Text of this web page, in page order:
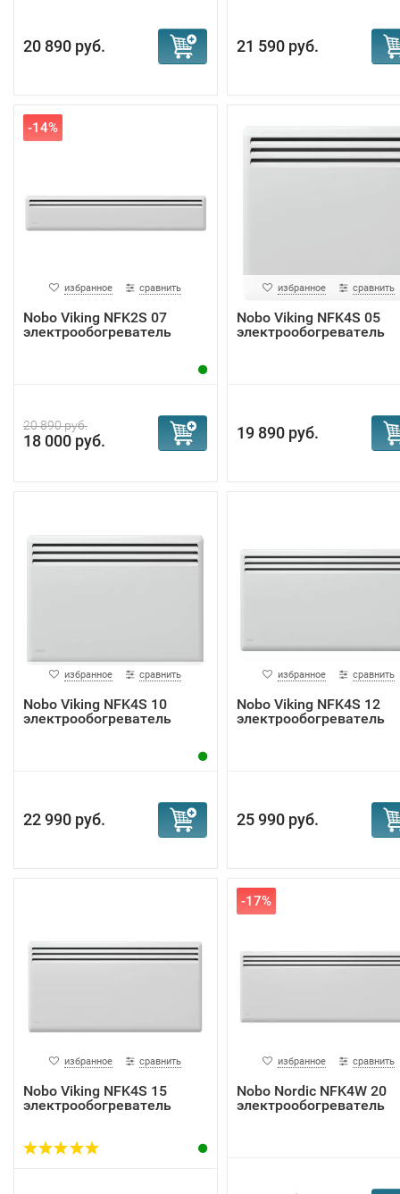
20 890 руб. 21 590 руб.
-14%
избранное сравнить
Nobo Viking NFK2S 07
электрообогреватель
20 890 руб.
18 000 руб.
избранное сравнить
Nobo Viking NFK4S 05
электрообогреватель
19 890 руб.
избранное сравнить
Nobo Viking NFK4S 10
электрообогреватель
22 990 руб.
избранное сравнить
Nobo Viking NFK4S 12
электрообогреватель
25 990 руб.
избранное сравнить
Nobo Viking NFK4S 15
электрообогреватель
-17%
избранное сравнить
Nobo Nordic NFK4W 20
электрообогреватель